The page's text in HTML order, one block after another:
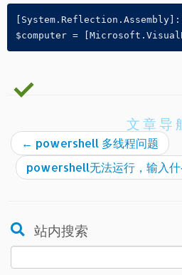
文章导
← powershell 多线程问题
powershell无法运行，输入什
站内搜索
索：